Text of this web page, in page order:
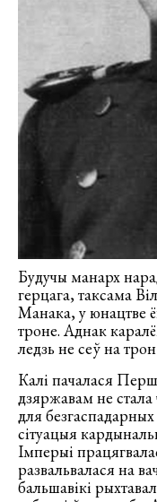
Будучы манарх
герцага, таксама
Манака, у юнацтве
троне. Аднак
ледзь не сеў на
Калі пачалася
дзяржавам не
для
сітуацыя
Імперыі
развальвалася на
бальшавікі